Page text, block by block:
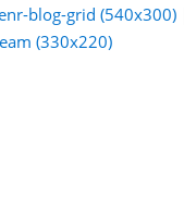
blog-grid (540x300)
(330x220)